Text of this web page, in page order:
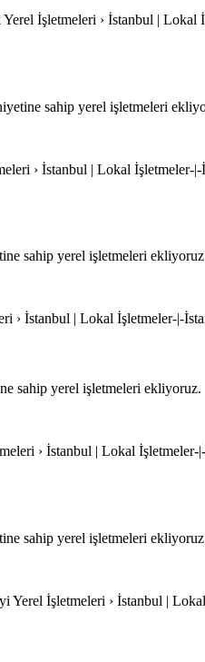
İşletmeleri › İstanbul |
sahip yerel işletmeleri
› İstanbul | Lokal
sahip yerel işletmeleri
İstanbul | Lokal İşletmeler-|-
sahip yerel işletmeleri ekliyoruz.
› İstanbul | Lokal
sahip yerel işletmeleri
İşletmeleri › İstanbul |